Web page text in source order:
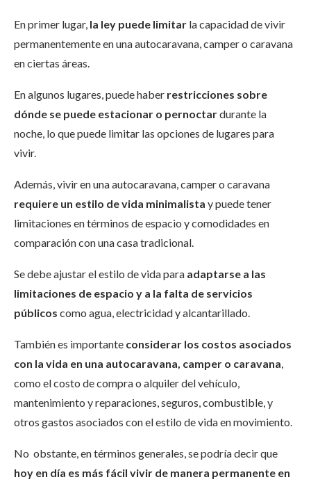
En primer lugar, la ley puede limitar la capacidad de vivir
permanentemente en una autocaravana, camper o caravana
en ciertas áreas.
En algunos lugares, puede haber restricciones sobre
dónde se puede estacionar o pernoctardurante la
noche, lo que puede limitar las opciones de lugares para
vivir.
Además, vivir en una autocaravana, camper o caravana
requiere un estilo de vida minimalista y puede tener
limitaciones en términos de espacio y comodidades en
comparación con una casa tradicional.
Se debe ajustar el estilo de vida para adaptarse a las
limitaciones de espacio y a la falta de servicios
públicos como agua, electricidad y alcantarillado.
También es importante considerar los costos asociados
con la vida en una autocaravana, camper o caravana
como el costo de compra o alquiler del vehículo,
mantenimiento y reparaciones, seguros, combustible, y
otros gastos asociados con el estilo de vida en movimiento.
No obstante, en términos generales, se podría decir que
hoy en día es más fácil vivir de manera permanente en